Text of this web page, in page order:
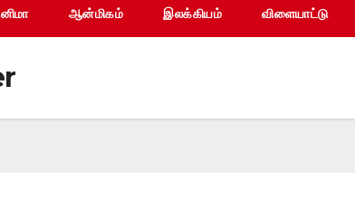
ஆன்மிகம் இலக்கியம் விளையாட்டு